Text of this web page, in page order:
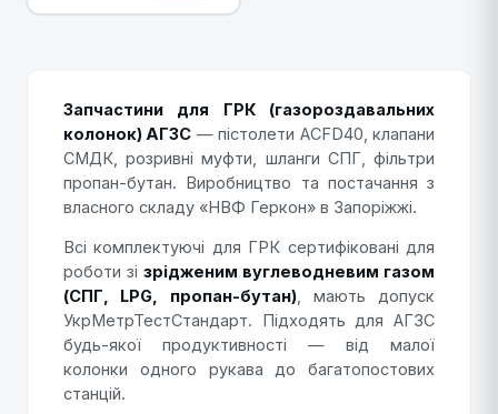
Запчастини для ГРК (газороздавальних
колонок) АГЗС — пістолети ACFD40, клапани
СМДК, розривні муфти, шланги СПГ, фільтри
пропан-бутан. Виробництво та постачання з
власного складу «НВФ Геркон» в Запоріжжі.
Всі комплектуючі для ГРК сертифіковані для
роботи зі зрідженим вуглеводневим газом
(СПГ, LPG, пропан-бутан), мають допуск
УкрМетрТестСтандарт. Підходять для АГЗС
будь-якої продуктивності — від малої
колонки одного рукава до багатопостових
станцій.